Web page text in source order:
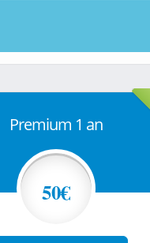
Premium 1 an
50€